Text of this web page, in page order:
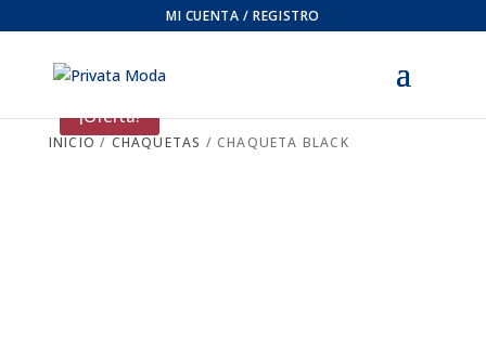
MI CUENTA / REGISTRO
INICIO / CHAQUETAS / CHAQUETA BLACK
¡Oferta!